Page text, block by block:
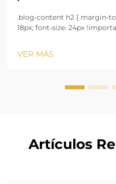
.blog-content h2 { margin-
18px; font-size: 24px
margin-bottom: 18px; font-
w...
VER MÁS
Artículos